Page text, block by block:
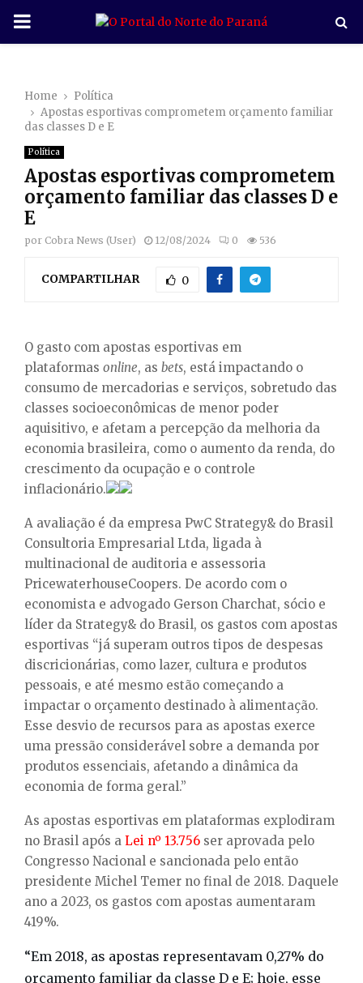
P
M
A
R
E
N
U
Home
Política
Apostas esportivas comprometem orçamento familiar
das classes D e E
Política
Apostas esportivas comprometem
orçamento familiar das classes D e
E
por Cobra News (User) 12/08/2024 0 536
COMPARTILHAR 0
O gasto com apostas esportivas em
plataformas online, as bets, está impactando o
consumo de mercadorias e serviços, sobretudo das
classes socioeconômicas de menor poder
aquisitivo, e afetam a percepção da melhoria da
economia brasileira, como o aumento da renda, do
crescimento da ocupação e o controle
inflacionário.
A avaliação é da empresa PwC Strategy& do Brasil
Consultoria Empresarial Ltda, ligada à
multinacional de auditoria e assessoria
PricewaterhouseCoopers. De acordo com o
economista e advogado Gerson Charchat, sócio e
líder da Strategy& do Brasil, os gastos com apostas
esportivas “já superam outros tipos de despesas
discricionárias, como lazer, cultura e produtos
pessoais, e até mesmo estão começando a
impactar o orçamento destinado à alimentação.
Esse desvio de recursos para as apostas exerce
uma pressão considerável sobre a demanda por
produtos essenciais, afetando a dinâmica da
economia de forma geral.”
As apostas esportivas em plataformas explodiram
no Brasil após a Lei nº 13.756 ser aprovada pelo
Congresso Nacional e sancionada pelo então
presidente Michel Temer no final de 2018. Daquele
ano a 2023, os gastos com apostas aumentaram
419%.
“Em 2018, as apostas representavam 0,27% do
orçamento familiar da classe D e E; hoje, esse